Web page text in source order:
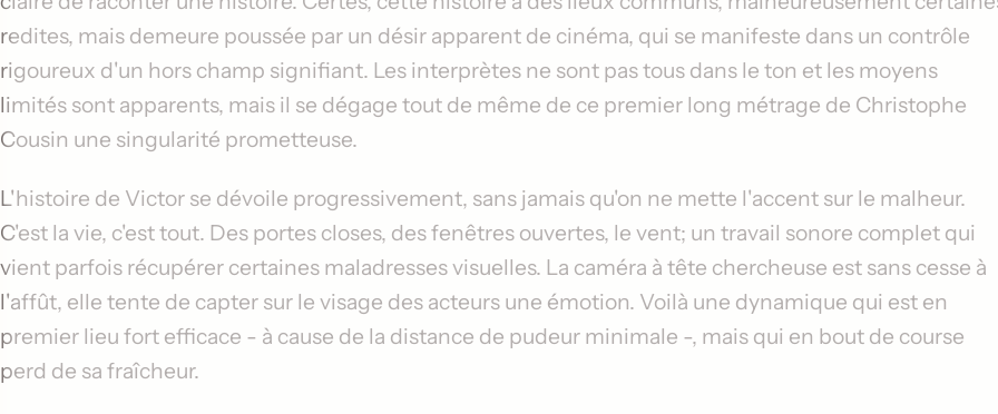
redites, mais demeure poussée par un désir apparent de cinéma, qui se manifeste dans un contrôle
rigoureux d'un hors champ signifiant. Les interprètes ne sont pas tous dans le ton et les moyens
limités sont apparents, mais il se dégage tout de même de ce premier long métrage de Christophe
Cousin une singularité prometteuse.
L'histoire de Victor se dévoile progressivement, sans jamais qu'on ne mette l'accent sur le malheur.
C'est la vie, c'est tout. Des portes closes, des fenêtres ouvertes, le vent; un travail sonore complet qui
vient parfois récupérer certaines maladresses visuelles. La caméra à tête chercheuse est sans cesse à
l'affût, elle tente de capter sur le visage des acteurs une émotion. Voilà une dynamique qui est en
premier lieu fort efficace - à cause de la distance de pudeur minimale -, mais qui en bout de course
perd de sa fraîcheur.